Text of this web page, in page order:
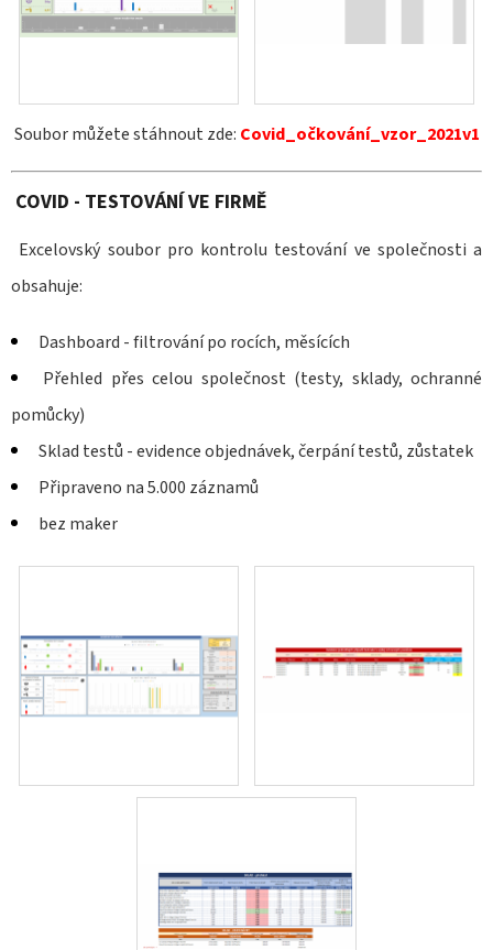
Soubor můžete stáhnout zde: Covid_očkování_vzor_2021v1
COVID - TESTOVÁNÍ VE FIRMĚ
Excelovský soubor pro kontrolu testování ve společnosti a
obsahuje:
Dashboard - filtrování po rocích, měsících
Přehled přes celou společnost (testy, sklady, ochranné
pomůcky)
Sklad testů - evidence objednávek, čerpání testů, zůstatek
Připraveno na 5.000 záznamů
bez maker